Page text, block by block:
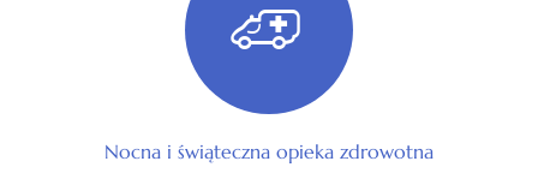
Nocna i świąteczna opieka zdrowotna